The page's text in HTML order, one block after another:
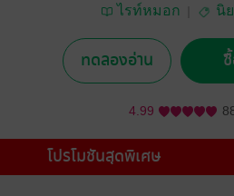
ไรท์หมอก นิ
ทดลองอ่าน
4.99
โปรโมชันสุดพิเศษ